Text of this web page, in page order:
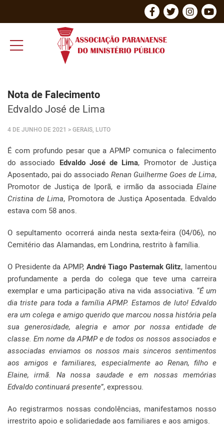
Nota de Falecimento
Edvaldo José de Lima
4 DE JUNHO DE 2021 > GERAIS, LUTO
É com profundo pesar que a APMP comunica o falecimento
do associado Edvaldo José de Lima, Promotor de Justiça
Aposentado, pai do associado Renan Guilherme Goes de Lima,
Promotor de Justiça de Iporã, e irmão da associada Elaine
Cristina de Lima, Promotora de Justiça Aposentada. Edvaldo
estava com 58 anos.
O sepultamento ocorrerá ainda nesta sexta-feira (04/06), no
Cemitério das Alamandas, em Londrina, restrito à família.
O Presidente da APMP, André Tiago Pasternak Glitz, lamentou
profundamente a perda do colega que teve uma carreira
exemplar e uma participação ativa na vida associativa. “É um
dia triste para toda a família APMP. Estamos de luto! Edvaldo
era um colega e amigo querido que marcou nossa história pela
sua generosidade, alegria e amor por nossa entidade de
classe. Em nome da APMP e de todos os nossos associados e
associadas enviamos os nossos mais sinceros sentimentos
aos amigos e familiares, especialmente ao Renan, filho e
Elaine, irmã. Na nossa saudade e em nossas memórias
Edvaldo continuará presente”, expressou.
Ao registrarmos nossas condolências, manifestamos nosso
irrestrito apoio e solidariedade aos familiares e aos amigos.